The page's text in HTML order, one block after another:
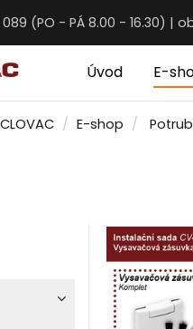
(PO - PÁ 8.00 - 16.30) |
Úvod E-
E-shop